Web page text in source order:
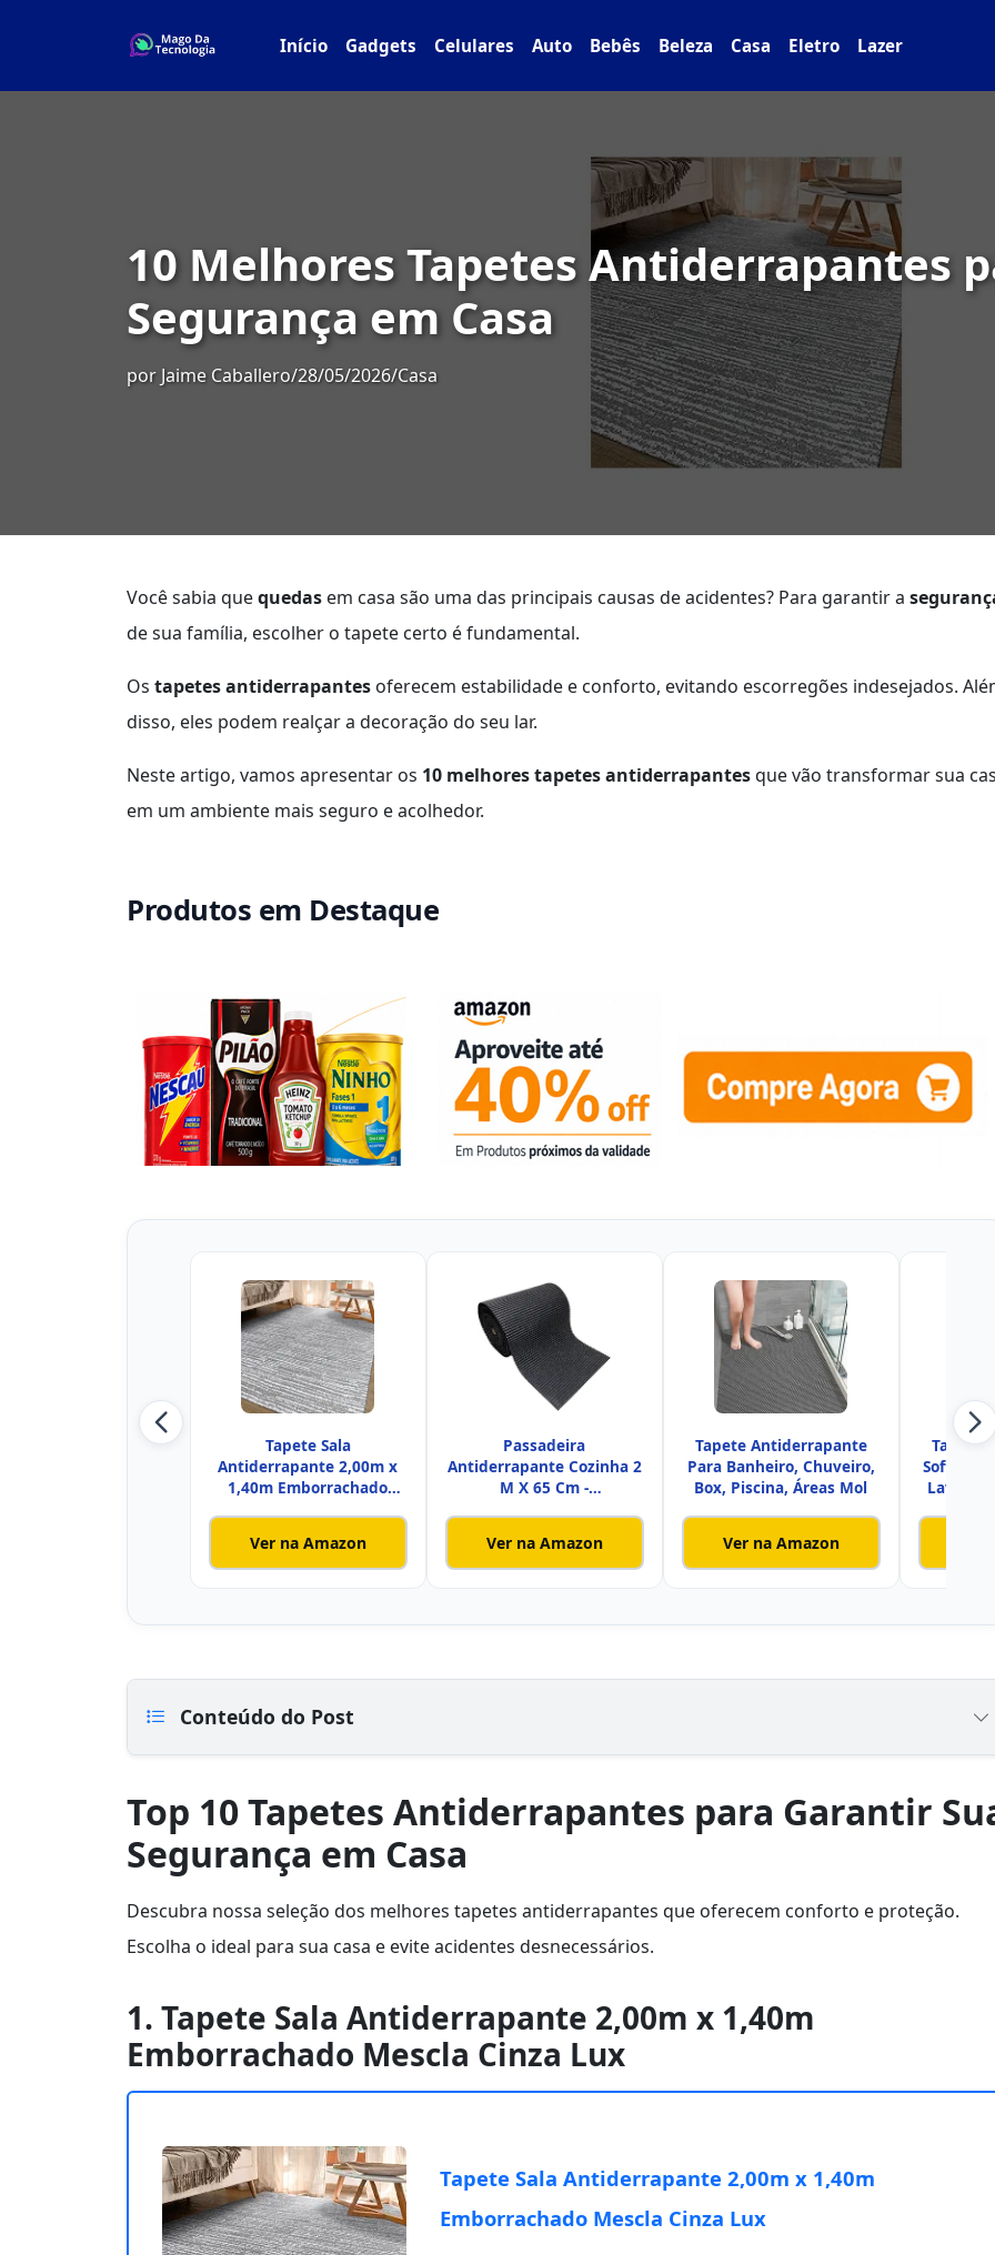
Início Gadgets Celulares Auto Bebês Beleza Casa Eletro Lazer
10 Melhores Tapetes Antiderrapantes
Segurança em Casa
por Jaime Caballero/28/05/2026/Casa
Você sabia quequedas em casa são uma das principais causas de acidentes? Para garantir a
de sua família, escolher o tapete certo é fundamental.
Os tapetes antiderrapantes oferecem estabilidade e conforto, evitando escorregões indesejados.
disso, eles podem realçar a decoração do seu lar.
Neste artigo, vamos apresentar os 10 melhores tapetes antiderrapantesque vão transformar sua
em um ambiente mais seguro e acolhedor.
Produtos em Destaque
Tapete Sala
Antiderrapante 2,00m x
1,40m Emborrachado
Ver na Amazon
Passadeira
Antiderrapante Cozinha 2
M X 65 Cm -
Ver na Amazon
Tapete Antiderrapante
Para Banheiro, Chuveiro,
Box, Piscina, Áreas Mol
Ver na Amazon
Tapete
Soft –
Lavável
Conteúdo do Post
Top 10 Tapetes Antiderrapantes para Garantir
Segurança em Casa
Descubra nossa seleção dos melhores tapetes antiderrapantes que oferecem conforto e proteção.
Escolha o ideal para sua casa e evite acidentes desnecessários.
1. Tapete Sala Antiderrapante 2,00m x 1,40m
Emborrachado Mescla Cinza Lux
Tapete Sala Antiderrapante 2,00m x 1,40m
Emborrachado Mescla Cinza Lux